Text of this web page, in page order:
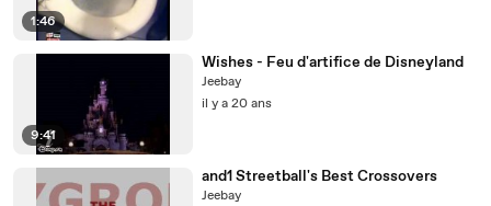
1:46
9:41
Wishes - Feu d'artifice de Disneyland
Jeebay
il y a 20 ans
and1 Streetball's Best Crossovers
Jeebay